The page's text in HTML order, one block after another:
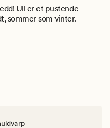
Ull er et pustende
sommer som vinter.